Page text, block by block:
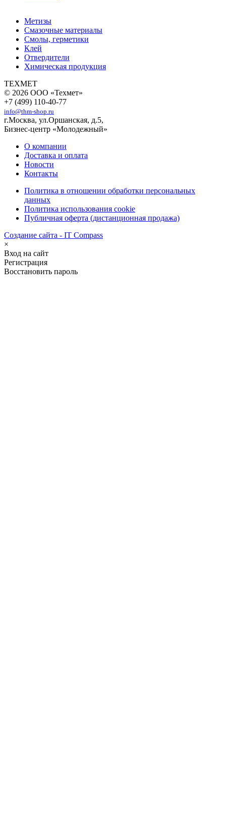
Метизы
Смазочные материалы
Смолы, герметики
Клей
Отвердители
Химическая продукция
ТЕХМЕТ
© 2026 ООО «Техмет»
+7 (499) 110-40-77
info@thm-shop.ru
г.Москва, ул.Оршанская, д.5,
Бизнес-центр «Молодежный»
О компании
Доставка и оплата
Новости
Контакты
Политика в отношении обработки персональных
данных
Политика использования cookie
Публичная оферта (дистанционная продажа)
Создание сайта - IT Compass
×
Вход на сайт
Регистрация
Восстановить пароль